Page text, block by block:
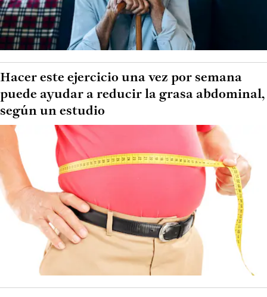
Hacer este ejercicio una vez por semana
puede ayudar a reducir la grasa abdominal,
según un estudio